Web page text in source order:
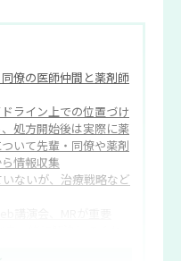
僚の医師仲間と薬剤師
ライン上での位置づけ
処方開始後は実際に薬
いて先輩・同僚や薬剤
情報収集
ないが、治療戦略など